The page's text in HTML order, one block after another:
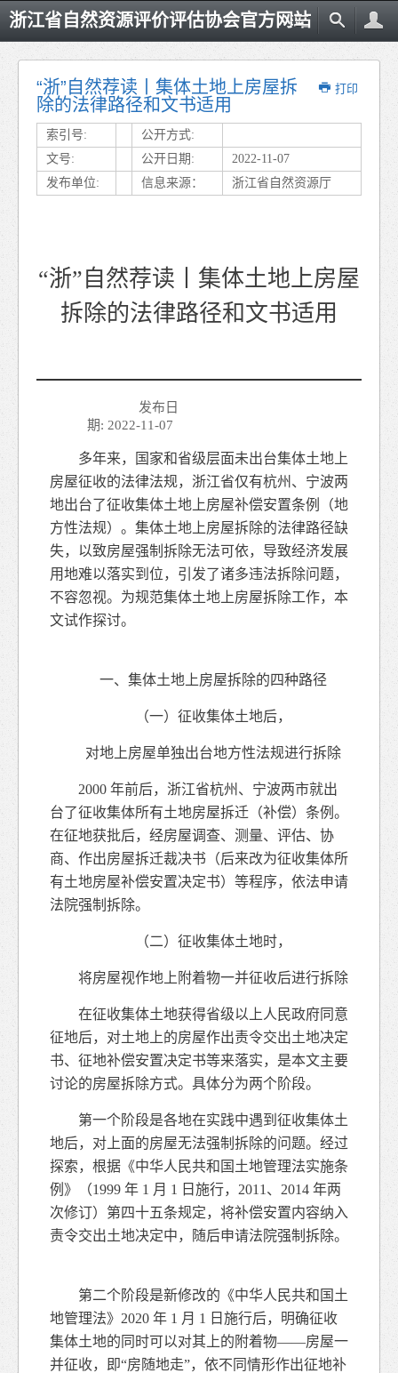
浙江省自然资源评价评估协会官方网站
打印
“浙”自然荐读丨集体土地上房屋拆
除的法律路径和文书适用
索引号:
公开方式:
文号:
公开日期:
2022-11-07
发布单位:
信息来源： 浙江省自然资源厅
“浙”自然荐读丨集体土地上房屋
拆除的法律路径和文书适用
发布日
期: 2022-11-07
多年来，国家和省级层面未出台集体土地上
房屋征收的法律法规，浙江省仅有杭州、宁波两
地出台了征收集体土地上房屋补偿安置条例（地
方性法规）。集体土地上房屋拆除的法律路径缺
失，以致房屋强制拆除无法可依，导致经济发展
用地难以落实到位，引发了诸多违法拆除问题，
不容忽视。为规范集体土地上房屋拆除工作，本
文试作探讨。
一、集体土地上房屋拆除的四种路径
（一）征收集体土地后，
对地上房屋单独出台地方性法规进行拆除
2000 年前后，浙江省杭州、宁波两市就出
台了征收集体所有土地房屋拆迁（补偿）条例。
在征地获批后，经房屋调查、测量、评估、协
商、作出房屋拆迁裁决书（后来改为征收集体所
有土地房屋补偿安置决定书）等程序，依法申请
法院强制拆除。
（二）征收集体土地时，
将房屋视作地上附着物一并征收后进行拆除
在征收集体土地获得省级以上人民政府同意
征地后，对土地上的房屋作出责令交出土地决定
书、征地补偿安置决定书等来落实，是本文主要
讨论的房屋拆除方式。具体分为两个阶段。
第一个阶段是各地在实践中遇到征收集体土
地后，对上面的房屋无法强制拆除的问题。经过
探索，根据《中华人民共和国土地管理法实施条
例》（1999 年 1 月 1 日施行，2011、2014 年两
次修订）第四十五条规定，将补偿安置内容纳入
责令交出土地决定中，随后申请法院强制拆除。
第二个阶段是新修改的《中华人民共和国土
地管理法》2020 年 1 月 1 日施行后，明确征收
集体土地的同时可以对其上的附着物——房屋一
并征收，即“房随地走”，依不同情形作出征地补